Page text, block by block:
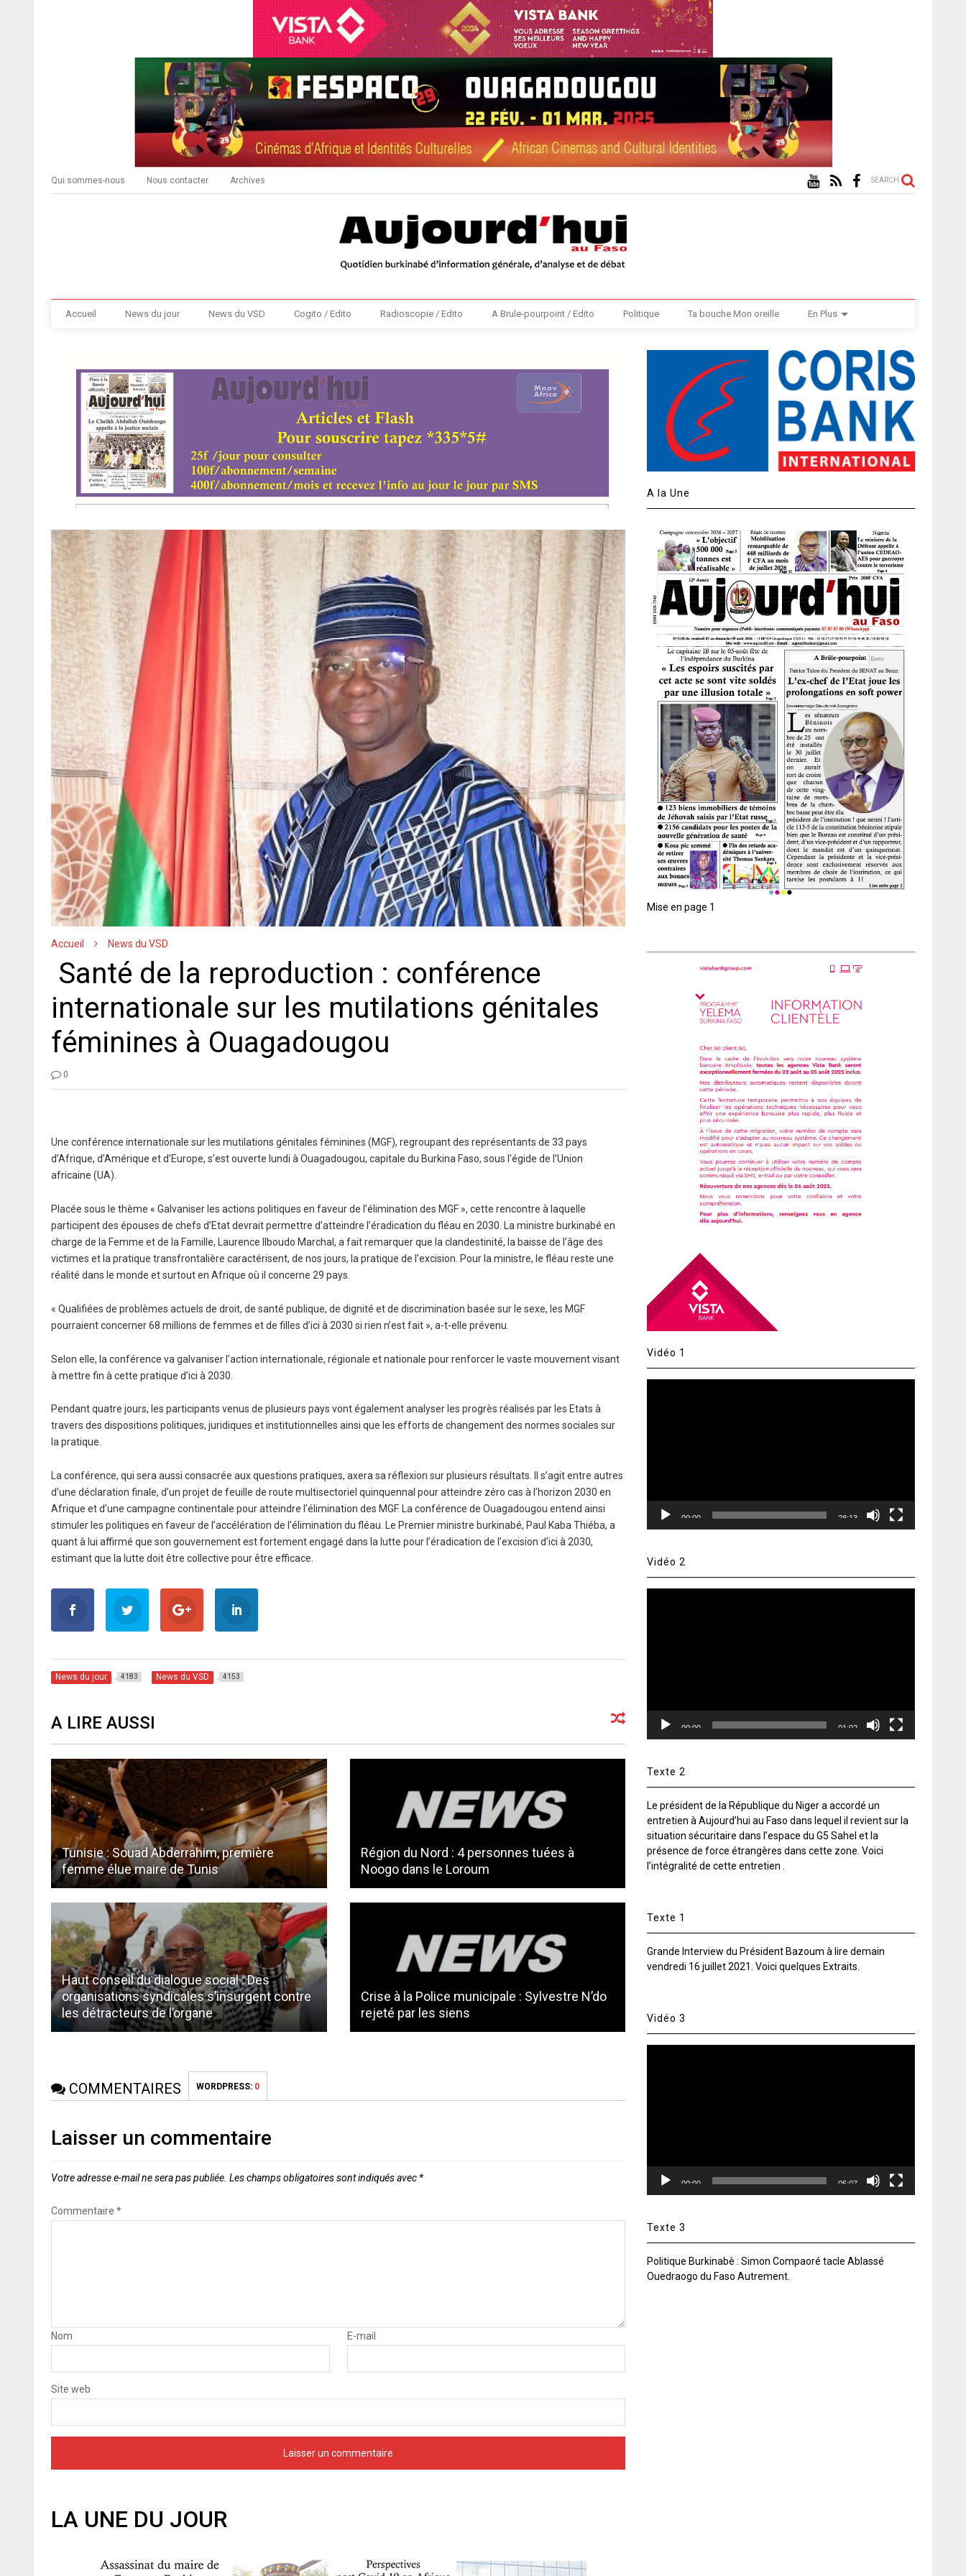
Qui sommes-nous Nous contacter Archives SEARCH
Accueil News du jour News du VSD Cogito / Edito Radioscopie / Edito A Brule-pourpoint / Edito Politique Ta bouche Mon oreille En Plus
Accueil News du VSD
Santé de la reproduction : conférence
internationale sur les mutilations génitales
féminines à Ouagadougou
0
Une conférence internationale sur les mutilations génitales féminines (MGF), regroupant des représentants de 33 pays
d’Afrique, d’Amérique et d’Europe, s’est ouverte lundi à Ouagadougou, capitale du Burkina Faso, sous l’égide de l’Union
africaine (UA).
Placée sous le thème « Galvaniser les actions politiques en faveur de l’élimination des MGF », cette rencontre à laquelle
participent des épouses de chefs d’Etat devrait permettre d’atteindre l’éradication du fléau en 2030. La ministre burkinabé en
charge de la Femme et de la Famille, Laurence Ilboudo Marchal, a fait remarquer que la clandestinité, la baisse de l’âge des
victimes et la pratique transfrontalière caractérisent, de nos jours, la pratique de l’excision. Pour la ministre, le fléau reste une
réalité dans le monde et surtout en Afrique où il concerne 29 pays.
« Qualifiées de problèmes actuels de droit, de santé publique, de dignité et de discrimination basée sur le sexe, les MGF
pourraient concerner 68 millions de femmes et de filles d’ici à 2030 si rien n’est fait », a-t-elle prévenu.
Selon elle, la conférence va galvaniser l’action internationale, régionale et nationale pour renforcer le vaste mouvement visant
à mettre fin à cette pratique d’ici à 2030.
Pendant quatre jours, les participants venus de plusieurs pays vont également analyser les progrès réalisés par les Etats à
travers des dispositions politiques, juridiques et institutionnelles ainsi que les efforts de changement des normes sociales sur
la pratique.
La conférence, qui sera aussi consacrée aux questions pratiques, axera sa réflexion sur plusieurs résultats. Il s’agit entre autres
d’une déclaration finale, d’un projet de feuille de route multisectoriel quinquennal pour atteindre zéro cas à l’horizon 2030 en
Afrique et d’une campagne continentale pour atteindre l’élimination des MGF. La conférence de Ouagadougou entend ainsi
stimuler les politiques en faveur de l’accélération de l’élimination du fléau. Le Premier ministre burkinabé, Paul Kaba Thiéba, a
quant à lui affirmé que son gouvernement est fortement engagé dans la lutte pour l’éradication de l’excision d’ici à 2030,
estimant que la lutte doit être collective pour être efficace.
News du jour 4183 News du VSD 4153
A LIRE AUSSI
Tunisie : Souad Abderrahim, première
femme élue maire de Tunis
Région du Nord : 4 personnes tuées à
Noogo dans le Loroum
Haut conseil du dialogue social : Des
organisations syndicales s’insurgent contre
les détracteurs de l’organe
Crise à la Police municipale : Sylvestre N’do
rejeté par les siens
COMMENTAIRES WORDPRESS: 0
Laisser un commentaire
Votre adresse e-mail ne sera pas publiée. Les champs obligatoires sont indiqués avec *
Commentaire*
Nom E-mail
Site web
LA UNE DU JOUR
A la Une
Mise en page 1
Vidéo 1
00:00 28:13
Vidéo 2
00:00 01:02
Texte 2
Le président de la République du Niger a accordé un
entretien à Aujourd’hui au Faso dans lequel il revient sur la
situation sécuritaire dans l’espace du G5 Sahel et la
présence de force étrangères dans cette zone. Voici
l’intégralité de cette entretien .
Texte 1
Grande Interview du Président Bazoum à lire demain
vendredi 16 juillet 2021. Voici quelques Extraits.
Vidéo 3
00:00 05:07
Texte 3
Politique Burkinabè : Simon Compaoré tacle Ablassé
Ouedraogo du Faso Autrement.